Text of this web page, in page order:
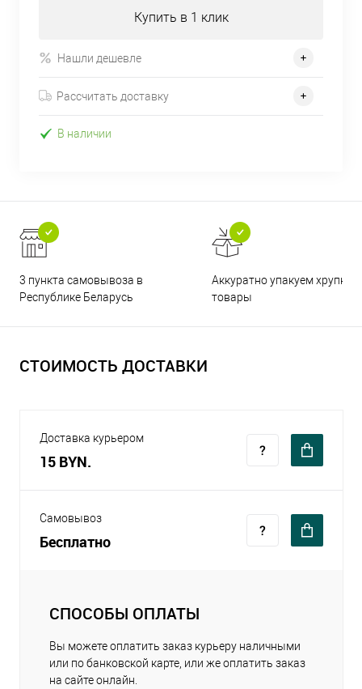
Купить в 1 клик
Нашли дешевле
Рассчитать доставку
В наличии
3 пункта самовывоза в
Республике Беларусь
Аккуратно упакуем хрупкие
товары
СТОИМОСТЬ ДОСТАВКИ
Доставка курьером
15 BYN.
Самовывоз
Бесплатно
СПОСОБЫ ОПЛАТЫ
Вы можете оплатить заказ курьеру наличными
или по банковской карте, или же оплатить заказ
на сайте онлайн.